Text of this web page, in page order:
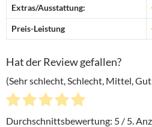
Extras/Ausstattung:
Preis-Leistung
Hat der Review gefallen?
(Sehr schlecht, Schlecht, Mittel,
Durchschnittsbewertung: 5 / 5.